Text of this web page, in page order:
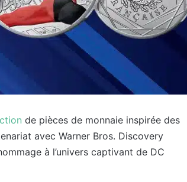
de pièces de monnaie inspirée des
avec Warner Bros. Discovery
à l’univers captivant de DC